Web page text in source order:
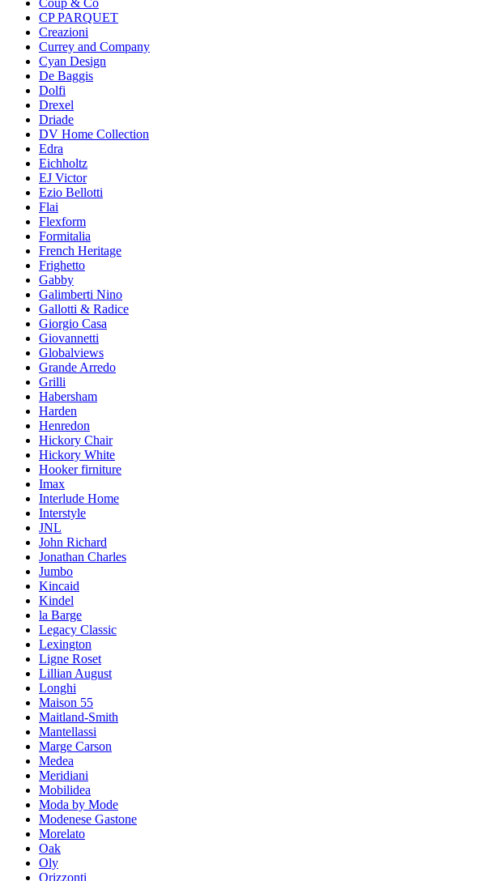
Coup & Co
CP PARQUET
Creazioni
Currey and Company
Cyan Design
De Baggis
Dolfi
Drexel
Driade
DV Home Collection
Edra
Eichholtz
EJ Victor
Ezio Bellotti
Flai
Flexform
Formitalia
French Heritage
Frighetto
Gabby
Galimberti Nino
Gallotti & Radice
Giorgio Casa
Giovannetti
Globalviews
Grande Arredo
Grilli
Habersham
Harden
Henredon
Hickory Chair
Hickory White
Hooker firniture
Imax
Interlude Home
Interstyle
JNL
John Richard
Jonathan Charles
Jumbo
Kincaid
Kindel
la Barge
Legacy Classic
Lexington
Ligne Roset
Lillian August
Longhi
Maison 55
Maitland-Smith
Mantellassi
Marge Carson
Medea
Meridiani
Mobilidea
Moda by Mode
Modenese Gastone
Morelato
Oak
Oly
Orizzonti